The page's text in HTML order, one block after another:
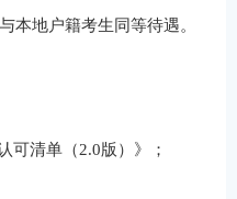
本地户籍考生同等待遇。
可清单（2.0版）》；